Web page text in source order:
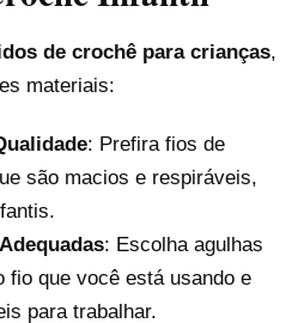
de crochê para crianças,
materiais:
: Prefira fios de
são macios e respiráveis,
: Escolha agulhas
fio que você está usando e
para trabalhar.